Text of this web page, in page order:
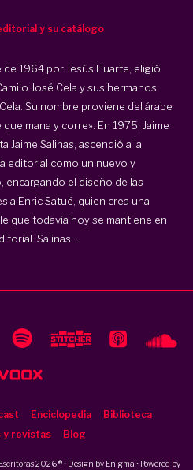
y su catálogo
1964 por Jesús Huarte, eligió
José Cela y sus hermanos
Su nombre proviene del árabe
mana y corre». En 1975, Jaime
Jaime Salinas, ascendió a la
editorial como un nuevo y
encargando el diseño de las
a Enric Satué, quien crea una
que todavía hoy se mantiene en
Salinas ...
Enciclopedia
Biblioteca
y revistas
Blog
2026 ® • Design by Enigma • Powered by